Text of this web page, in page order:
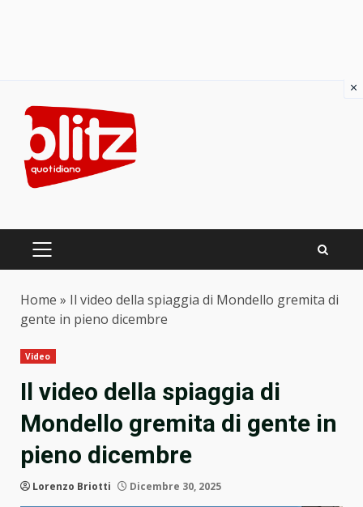
content
PRIMARY
Home » Il video della spiaggia di Mondello gremita di
gente in pieno dicembre
Video
Il video della spiaggia di
Mondello gremita di gente in
pieno dicembre
Lorenzo Briotti Dicembre 30, 2025
×